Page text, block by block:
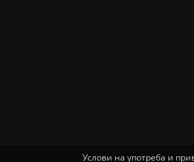
Услови на употреба и